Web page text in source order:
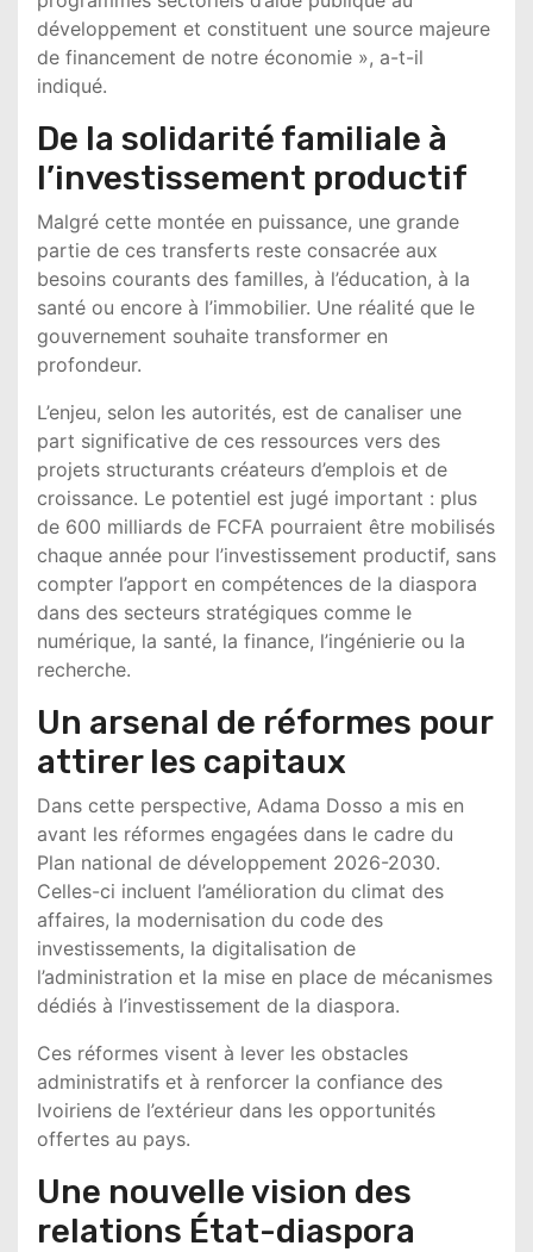
développement et constituent une source majeure
de financement de notre économie », a-t-il
indiqué.
De la solidarité familiale à
l’investissement productif
Malgré cette montée en puissance, une grande
partie de ces transferts reste consacrée aux
besoins courants des familles, à l’éducation, à la
santé ou encore à l’immobilier. Une réalité que le
gouvernement souhaite transformer en
profondeur.
L’enjeu, selon les autorités, est de canaliser une
part significative de ces ressources vers des
projets structurants créateurs d’emplois et de
croissance. Le potentiel est jugé important : plus
de 600 milliards de FCFA pourraient être mobilisés
chaque année pour l’investissement productif, sans
compter l’apport en compétences de la diaspora
dans des secteurs stratégiques comme le
numérique, la santé, la finance, l’ingénierie ou la
recherche.
Un arsenal de réformes pour
attirer les capitaux
Dans cette perspective, Adama Dosso a mis en
avant les réformes engagées dans le cadre du
Plan national de développement 2026-2030.
Celles-ci incluent l’amélioration du climat des
affaires, la modernisation du code des
investissements, la digitalisation de
l’administration et la mise en place de mécanismes
dédiés à l’investissement de la diaspora.
Ces réformes visent à lever les obstacles
administratifs et à renforcer la confiance des
Ivoiriens de l’extérieur dans les opportunités
offertes au pays.
Une nouvelle vision des
relations État-diaspora